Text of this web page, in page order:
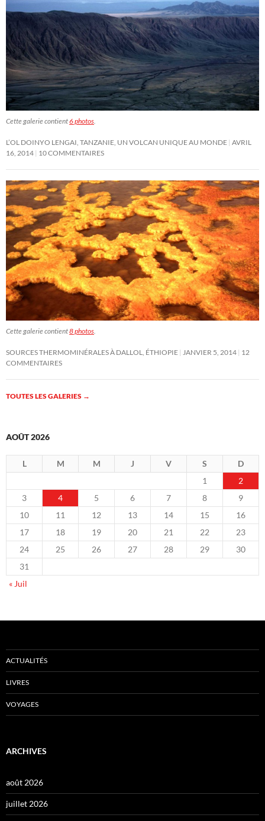
Cette galerie contient6 photos
L’OL DOINYO LENGAI, TANZANIE, UN VOLCAN UNIQUE AU MONDE AVRIL
16, 2014 10 COMMENTAIRES
Cette galerie contient8 photos
SOURCES THERMOMINÉRALES À DALLOL, ÉTHIOPIE JANVIER 5, 2014 12
COMMENTAIRES
TOUTES LES GALERIES →
AOÛT 2026
L M M J V S
D
1
2
3
4 5 6 7 8
9
10
11 12 13 14 15
16
17
18 19 20 21 22
23
24
25 26 27 28 29
30
31
« Juil
ACTUALITÉS
LIVRES
VOYAGES
ARCHIVES
août 2026
juillet 2026